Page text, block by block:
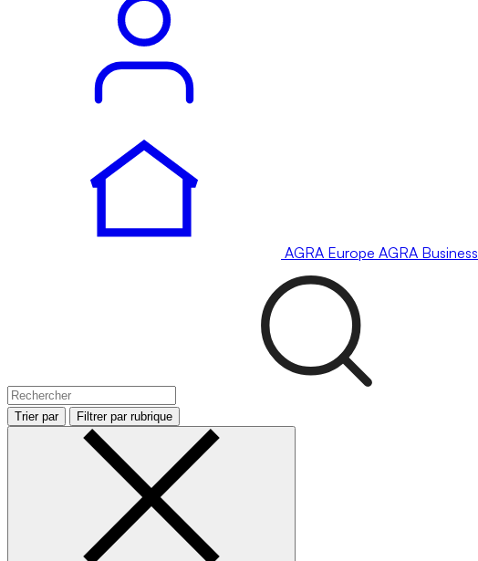
AGRA Europe AGRA Business
Trier par Filtrer par rubrique